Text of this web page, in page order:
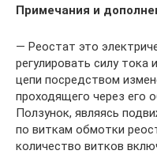
Примечания и
— Реостат это
регулировать силу тока
цепи посредством
проходящего через его
Ползунок, являясь
по виткам обмотки
количество витков